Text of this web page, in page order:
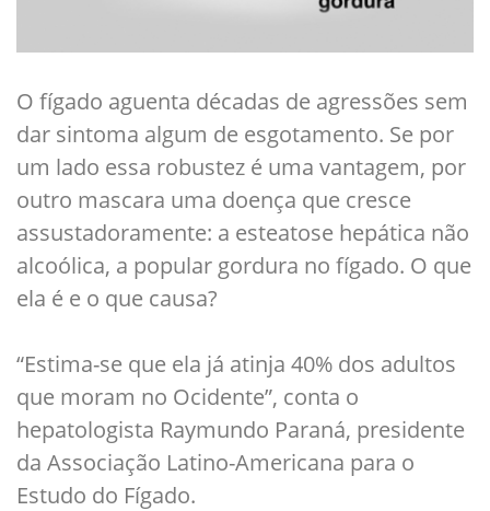
O fígado aguenta décadas de agressões sem
dar sintoma algum de esgotamento. Se por
um lado essa robustez é uma vantagem, por
outro mascara uma doença que cresce
assustadoramente: a esteatose hepática não
alcoólica, a popular gordura no fígado. O que
ela é e o que causa?
“Estima-se que ela já atinja 40% dos adultos
que moram no Ocidente”, conta o
hepatologista Raymundo Paraná, presidente
da Associação Latino-Americana para o
Estudo do Fígado.